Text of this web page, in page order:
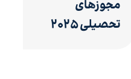
مجوزهای
تحصیلی ۲۰۲۵